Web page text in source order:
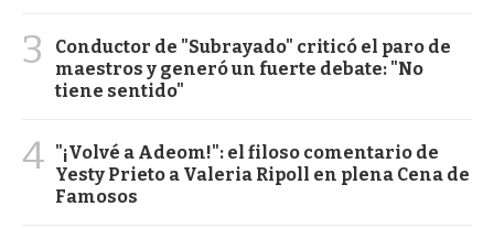
3
Conductor de "Subrayado" criticó el paro de
maestros y generó un fuerte debate: "No
tiene sentido"
4 "¡Volvé a Adeom!": el filoso comentario de
Yesty Prieto a Valeria Ripoll en plena Cena de
Famosos